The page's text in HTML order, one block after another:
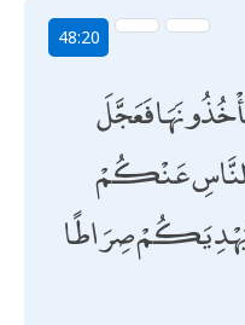
48:20
فَعَجَّلَ
عَنْكُمْ
صِرَاطًا